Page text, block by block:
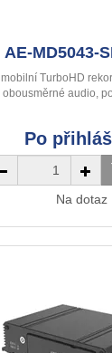
AE-MD5043-
TurboHD
obousměrné audio,
Po
Na dotaz